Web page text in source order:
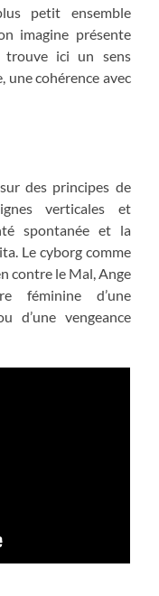
petit ensemble
imagine présente
trouve ici un sens
une cohérence avec
des principes de
verticales et
spontanée et la
Le cyborg comme
contre le Mal, Ange
féminine d’une
d’une vengeance